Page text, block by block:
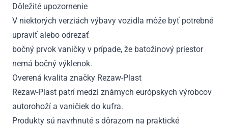
Dôležité upozornenie
V niektorých verziách výbavy vozidla môže byť potrebné
upraviť alebo odrezať
bočný prvok vaničky v prípade, že batožinový priestor
nemá bočný výklenok.
Overená kvalita značky Rezaw-Plast
Rezaw-Plast patrí medzi známych európskych výrobcov
autorohoží a vaničiek do kufra.
Produkty sú navrhnuté s dôrazom na praktické